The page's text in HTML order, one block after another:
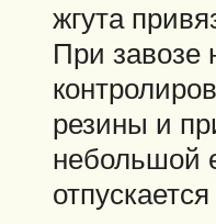
жгута
При завозе
резины и
небольшой